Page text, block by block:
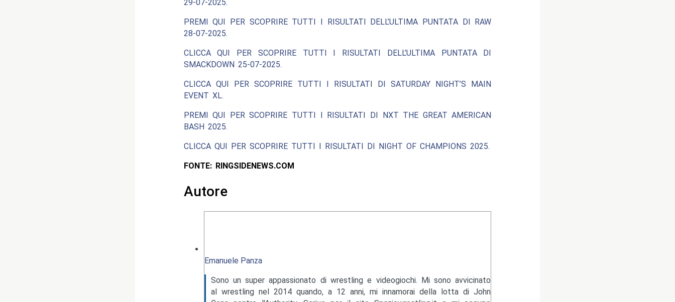
29-07-2025.
PREMI QUI PER SCOPRIRE TUTTI I RISULTATI DELL’ULTIMA PUNTATA DI RAW
28-07-2025.
CLICCA QUI PER SCOPRIRE TUTTI I RISULTATI DELL’ULTIMA PUNTATA DI
SMACKDOWN 25-07-2025.
CLICCA QUI PER SCOPRIRE TUTTI I RISULTATI DI SATURDAY NIGHT’S MAIN
EVENT XL.
PREMI QUI PER SCOPRIRE TUTTI I RISULTATI DI NXT THE GREAT AMERICAN
BASH 2025.
CLICCA QUI PER SCOPRIRE TUTTI I RISULTATI DI NIGHT OF CHAMPIONS 2025.
FONTE: RINGSIDENEWS.COM
Autore
Emanuele Panza
Sono un super appassionato di wrestling e videogiochi. Mi sono avvicinato
al wrestling nel 2014 quando, a 12 anni, mi innamorai della lotta di John